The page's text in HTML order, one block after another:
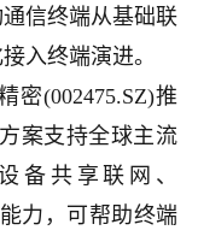
信终端从基础联
入终端演进。
(002475.SZ)推
案支持全球主流
备共享联网、
力，可帮助终端